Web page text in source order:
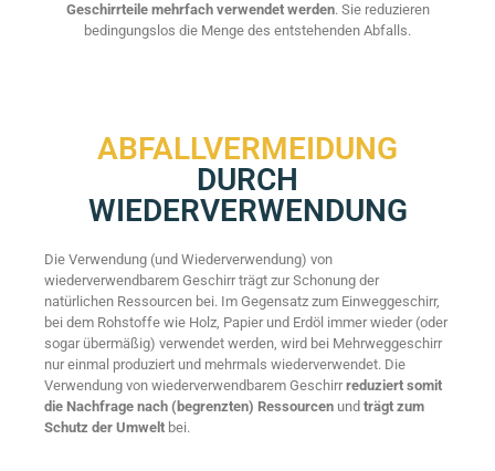
Geschirrteile mehrfach verwendet werden. Sie reduzieren
bedingungslos die Menge des entstehenden Abfalls.
ABFALLVERMEIDUNG
DURCH
WIEDERVERWENDUNG
Die Verwendung (und Wiederverwendung) von
wiederverwendbarem Geschirr trägt zur Schonung der
natürlichen Ressourcen bei. Im Gegensatz zum Einweggeschirr,
bei dem Rohstoffe wie Holz, Papier und Erdöl immer wieder (oder
sogar übermäßig) verwendet werden, wird bei Mehrweggeschirr
nur einmal produziert und mehrmals wiederverwendet. Die
Verwendung von wiederverwendbarem Geschirrreduziert somit
die Nachfrage nach (begrenzten) Ressourcen und trägt zum
Schutz der Umwelt bei.